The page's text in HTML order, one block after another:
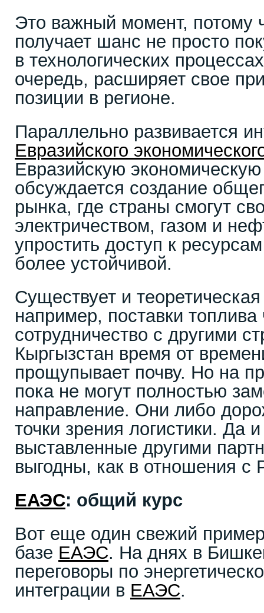
Это важный момент, потому
получает шанс не просто
в технологических
очередь, расширяет свое
позиции в регионе.
Параллельно развивается
Евразийского
Евразийскую
обсуждается создание
рынка, где страны смогут
электричеством, газом и
упростить доступ к
более устойчивой.
Существует и
например, поставки топлива
сотрудничество с другими
Кыргызстан время от
прощупывает почву. Но на
пока не могут полностью
направление. Они либо
точки зрения логистики. Да
выставленные другими
выгодны, как в отношения с
ЕАЭС: общий курс
Вот еще один свежий
базе ЕАЭС. На днях в
переговоры по
интеграции в ЕАЭС.